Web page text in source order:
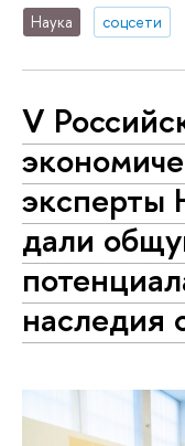
Наука соцсети
V
дали
наследия